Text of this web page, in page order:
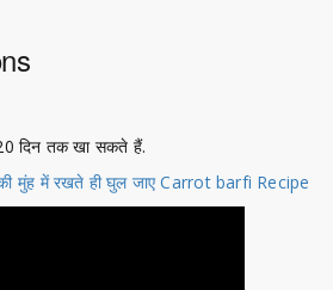
दिन तक खा सकते हैं.
की मुंह में रखते ही घुल जाए Carrot barfi Recipe